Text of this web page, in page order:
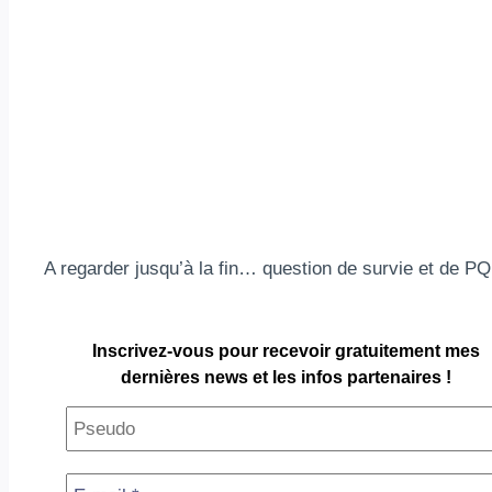
A regarder jusqu’à la fin… question de survie et de
Inscrivez-vous pour recevoir gratuitement mes
dernières news et les infos partenaires !